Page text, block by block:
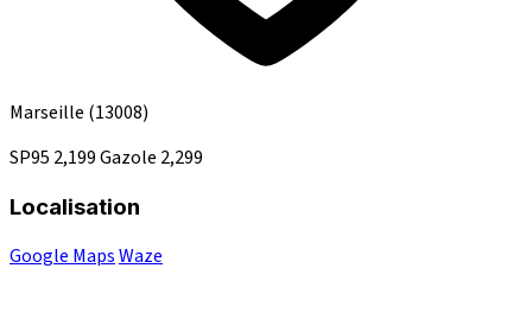
Marseille (13008)
SP95 2,199Gazole 2,299
Localisation
Google MapsWaze